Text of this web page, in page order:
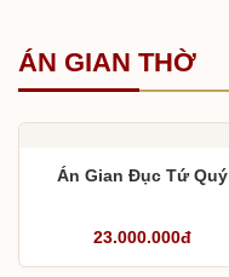
ÁN GIAN THỜ
Án Gian Đục Tứ Quý
23.000.000đ